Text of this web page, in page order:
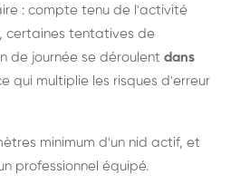
: compte tenu de l'activité
certaines tentatives de
de journée se déroulent dans
qui multiplie les risques d'erreur
minimum d'un nid actif, et
professionnel équipé.